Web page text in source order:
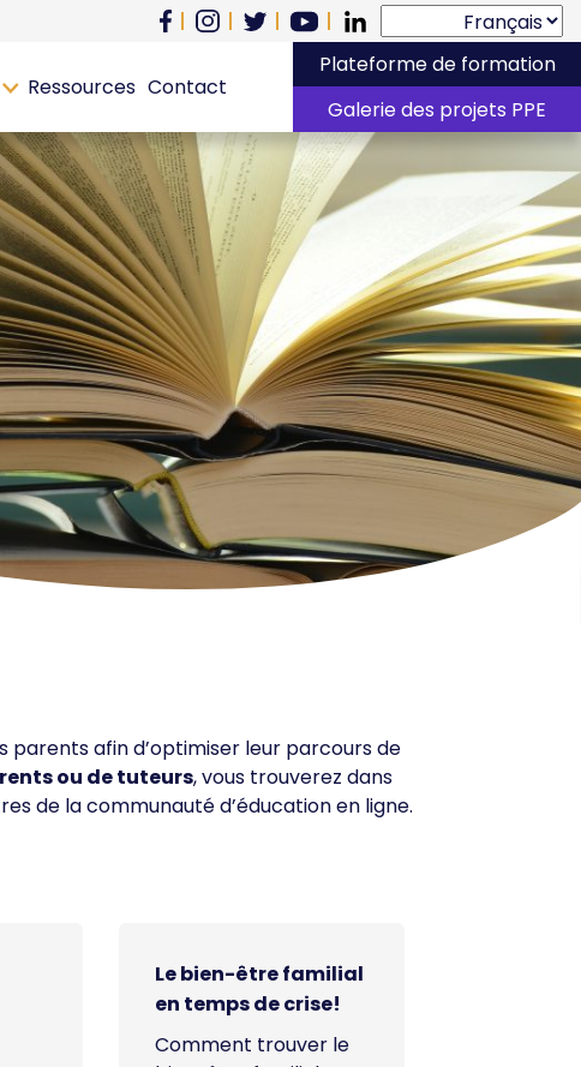
Ressources Contact
Plateforme de formation
Galerie des projets PPE
parents afin d’optimiser leur parcours de
ou de tuteurs, vous trouverez dans
de la communauté d’éducation en ligne.
Le bien-être familial
en temps de crise!
Comment trouver le